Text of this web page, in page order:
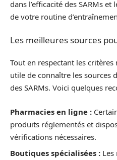
dans l’efficacité des SARMs
de votre routine
Les meilleures sources
Tout en respectant les
utile de connaître les sources
des SARMs. Voici quelques
Pharmacies en ligne :
produits réglementés et
vérifications nécessaires.
Boutiques spécialisées : Les